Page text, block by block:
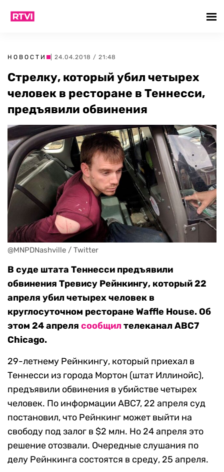
НОВОСТИ | 24.04.2018 / 21:48
Стрелку, который убил четырех
человек в ресторане в Теннесси,
предъявили обвинения
@MNPDNashville / Twitter
В суде штата Теннесси предъявили
обвинения Тревису Рейнкингу, который 22
апреля убил четырех человек в
круглосуточном ресторане Waffle House. Об
этом 24 апреля сообщилтелеканал ABC7
Chicago.
29-летнему Рейнкингу, который приехал в
Теннесси из города Мортон (штат Иллинойс),
предъявили обвинения в убийстве четырех
человек. По информации ABC7, 22 апреля суд
постановил, что Рейнкинг может выйти на
свободу под залог в $2 млн. Но 24 апреля это
решение отозвали. Очередные слушания по
делу Рейнкинга состоятся в среду, 25 апреля.